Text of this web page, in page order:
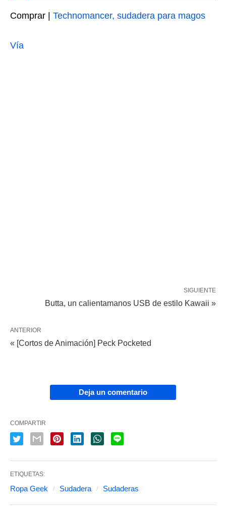
Comprar | Technomancer, sudadera para magos
Vía
SIGUIENTE
Butta, un calientamanos USB de estilo Kawaii »
ANTERIOR
« [Cortos de Animación] Peck Pocketed
Deja un comentario
COMPARTIR
ETIQUETAS:
Ropa Geek Sudadera Sudaderas